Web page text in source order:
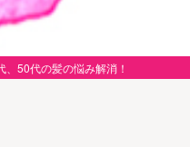
50代の髪の悩み解消！